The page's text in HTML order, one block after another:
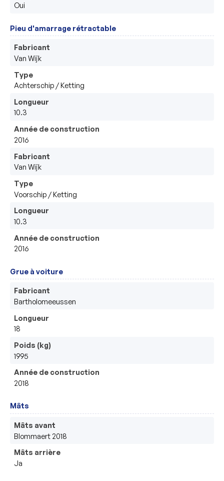
Oui
Pieu d'amarrage rétractable
Fabricant
Van Wijk
Type
Achterschip / Ketting
Longueur
10.3
Année de construction
2016
Fabricant
Van Wijk
Type
Voorschip / Ketting
Longueur
10.3
Année de construction
2016
Grue à voiture
Fabricant
Bartholomeeussen
Longueur
18
Poids (kg)
1995
Année de construction
2018
Mâts
Mâts avant
Blommaert 2018
Mâts arrière
Ja